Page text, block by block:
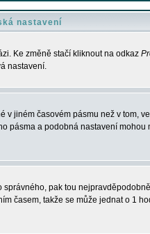
nastavení
Ke změně stačí kliknout na odkaz
nastavení.
jiném časovém pásmu než v tom,
pásma a podobná nastavení
pak tou
časem, takže se může jednat o 1